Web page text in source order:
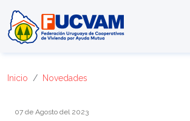
Inicio Novedades
07 de Agosto del 2023